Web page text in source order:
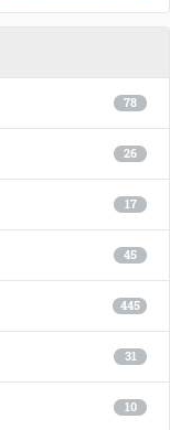
78
26
17
45
445
31
10